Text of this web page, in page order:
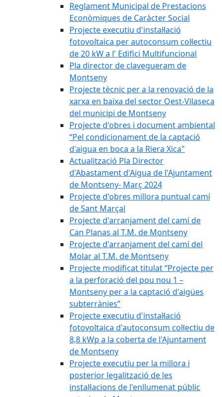
Reglament Municipal de Prestacions
Econòmiques de Caràcter Social
Projecte executiu d'instal·lació
fotovoltaica per autoconsum col·lectiu
de 20 kW a l' Edifici Multifuncional
Pla director de clavegueram de
Montseny
Projecte tècnic per a la renovació de la
xarxa en baixa del sector Oest-Vilaseca
del municipi de Montseny
Projecte d'obres i document ambiental
“Pel condicionament de la captació
d'aigua en boca a la Riera Xica"
Actualització Pla Director
d'Abastament d'Aigua de l'Ajuntament
de Montseny- Març 2024
Projecte d'obres millora puntual camí
de Sant Marçal
Projecte d'arranjament del camí de
Can Planas al T.M. de Montseny
Projecte d'arranjament del camí del
Molar al T.M. de Montseny
Projecte modificat titulat “Projecte per
a la perforació del pou nou 1 –
Montseny per a la captació d'aigües
subterrànies”
Projecte executiu d'instal·lació
fotovoltaica d'autoconsum col·lectiu de
8,8 kWp a la coberta de l'Ajuntament
de Montseny
Projecte executiu per la millora i
posterior legalització de les
instal·lacions de l'enllumenat públic